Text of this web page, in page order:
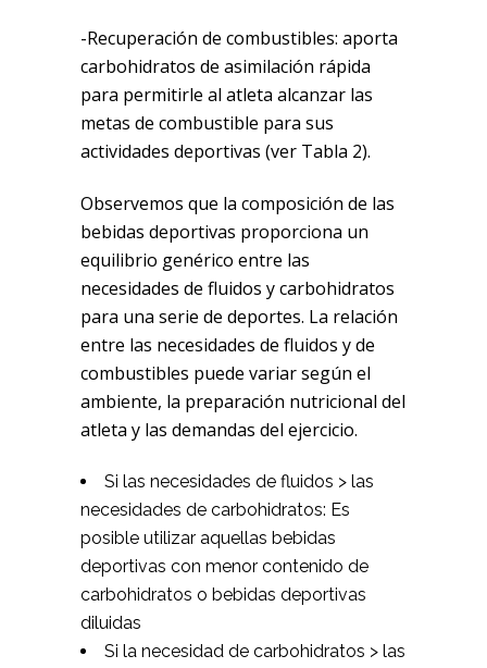
-Recuperación de combustibles: aporta
carbohidratos de asimilación rápida
para permitirle al atleta alcanzar las
metas de combustible para sus
actividades deportivas (ver Tabla 2).
Observemos que la composición de las
bebidas deportivas proporciona un
equilibrio genérico entre las
necesidades de fluidos y carbohidratos
para una serie de deportes. La relación
entre las necesidades de fluidos y de
combustibles puede variar según el
ambiente, la preparación nutricional del
atleta y las demandas del ejercicio.
Si las necesidades de fluidos > las
necesidades de carbohidratos: Es
posible utilizar aquellas bebidas
deportivas con menor contenido de
carbohidratos o bebidas deportivas
diluidas
Si la necesidad de carbohidratos > las